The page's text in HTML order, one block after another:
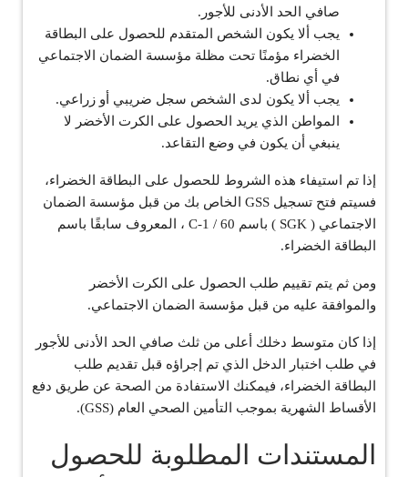
صافي الحد الأدنى للأجور.
يجب ألا يكون الشخص المتقدم للحصول على البطاقة
الخضراء مؤمنًا تحت مظلة مؤسسة الضمان الاجتماعي
في أي نطاق.
يجب ألا يكون لدى الشخص سجل ضريبي أو زراعي.
المواطن الذي يريد الحصول على الكرت الأخضر لا
ينبغي أن يكون في وضع التقاعد.
إذا تم استيفاء هذه الشروط للحصول على البطاقة الخضراء،
فسيتم فتح تسجيل GSS الخاص بك من قبل مؤسسة الضمان
الاجتماعي ( SGK ) باسم 60 / C-1 ، المعروف سابقًا باسم
البطاقة الخضراء.
ومن ثم يتم تقييم طلب الحصول على الكرت الأخضر
والموافقة عليه من قبل مؤسسة الضمان الاجتماعي.
إذا كان متوسط ​​دخلك أعلى من ثلث صافي الحد الأدنى للأجور
في طلب اختبار الدخل الذي تم إجراؤه قبل تقديم طلب
البطاقة الخضراء، فيمكنك الاستفادة من الصحة عن طريق دفع
الأقساط الشهرية بموجب التأمين الصحي العام (GSS).
المستندات المطلوبة للحصول